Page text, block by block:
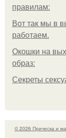
правилам:
Вот так мы в
работаем.
Окошки на
образ:
Секреты
© 2026 Прическа и